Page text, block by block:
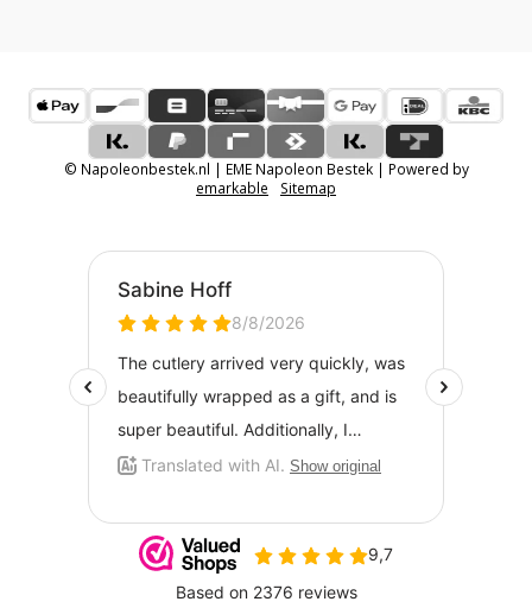
© Napoleonbestek.nl | EME Napoleon Bestek | Powered by
emarkable
Sitemap